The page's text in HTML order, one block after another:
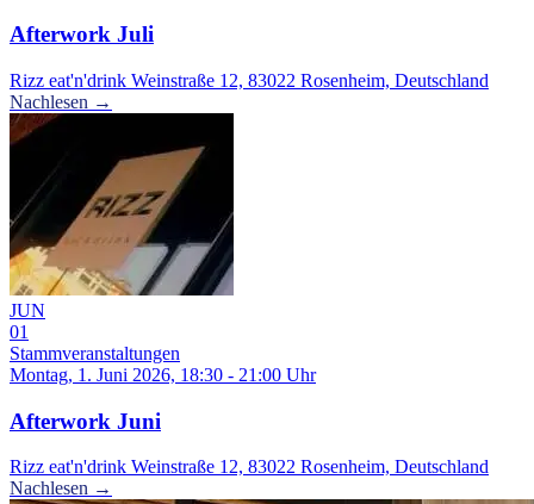
Afterwork Juli
Rizz eat'n'drink Weinstraße 12, 83022 Rosenheim, Deutschland
Nachlesen →
JUN
01
Stammveranstaltungen
Montag, 1. Juni 2026, 18:30 - 21:00 Uhr
Afterwork Juni
Rizz eat'n'drink Weinstraße 12, 83022 Rosenheim, Deutschland
Nachlesen →